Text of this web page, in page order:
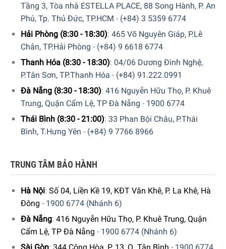
Máy được trang bịbình chứa nước dung tích lớn 2,3 lít, đáp
ứng nhu cầu sử dụng liên tục mà không cần châm nước
thường xuyên. Bình chứa sữa có dung tích 0,7 lít, thuận
tiện cho các món cà phê sữa như cappuccino hay latte
macchiato. Ngoài ra,
ngăn chứa hạt cà phê lên đến 410 g
cho phép bạn sử dụng cà phê nguyên hạt tươi ngon mỗi
Hiệu quả hoạt động
Tầng 3, Tòa nhà ESTELLA PLACE, 88 Song Hành, P. An
Phú, Tp. Thủ Đức, TP.HCM - (+84) 3 5359 6774
Hải Phòng (8:30 - 18:30): 465 Võ Nguyên Giáp, P.Lê
Chân, TP.Hải Phòng - (+84) 9 6618 6774
Thanh Hóa (8:30 - 18:30): 04/06 Dương Đình Nghệ,
P.Tân Sơn, TP.Thanh Hóa - (+84) 91.222.0991
Đà Nẵng (8:30 - 18:30): 416 Nguyễn Hữu Thọ, P. Khuê
Trung, Quận Cẩm Lệ, TP Đà Nẵng - 1900 6774
Thái Bình (8:30 - 21:00): 33 Phan Bội Châu, P.Thái
Bình, T.Hưng Yên - (+84) 9 7766 8966
TRUNG TÂM BẢO HÀNH
Hà Nội: Số 04, Liền Kề 19, KĐT Văn Khê, P. La Khê, Hà
Đông - 1900 6774 (Nhánh 6)
Đà Nẵng: 416 Nguyễn Hữu Thọ, P. Khuê Trung, Quận
Cẩm Lệ, TP Đà Nẵng - 1900 6774 (Nhánh 6)
Sài Gòn: 344 Cộng Hòa, P. 13, Q. Tân Bình - 1900 6774